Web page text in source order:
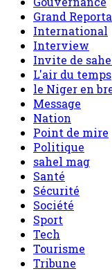
Grand
International
Interview
Invite de
L'air du temps
le Niger en
Message
Nation
Point de mire
Politique
sahel mag
Santé
Sécurité
Société
Sport
Tech
Tourisme
Tribune